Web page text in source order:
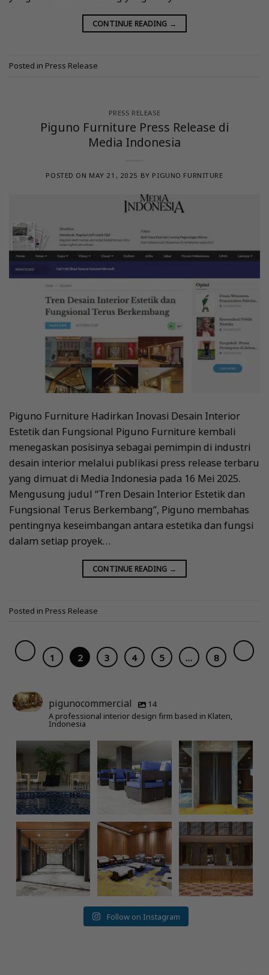
CONTINUE READING →
Posted in Press Release
PRESS RELEASE
Piguno Furniture Press Release di
Media Indonesia
POSTED ON MAY 21, 2025 BY PIGUNO FURNITURE
Piguno Furniture Hadirkan Inovasi Desain Interior
Estetik dan Fungsional Piguno Furniture kembali
menegaskan posisinya sebagai pemimpin di industri
desain interior melalui publikasi press release terbaru
yang dimuat di Media Indonesia pada 16 Mei 2025.
Mengusung judul “Tren Desain Interior Estetik dan
Fungsional Terus Berkembang”, Piguno membahas
pentingnya keseimbangan antara estetika dan fungsi
dalam setiap proyek…
CONTINUE READING →
Posted in Press Release
1 2 3 4 5 … 8
pigunocommercial
14
A professional interior design firm based in Klaten,
Indonesia
Banyak kegiatan
yang bisa dilakukan
di kolam...
The Alana Hotel &
Convention Center
Solo...
"Buka pintunya, itu
bisa membawamu
ke suatu tempat...
Salah satu bagian
menarik yang
dikerjakan Piguno...
Marriott Hotel
Yogyakarta
merupakan hotel
bintang...
Kepuasan
pengunjung
merupakan prioritas
bagi
Follow on Instagram